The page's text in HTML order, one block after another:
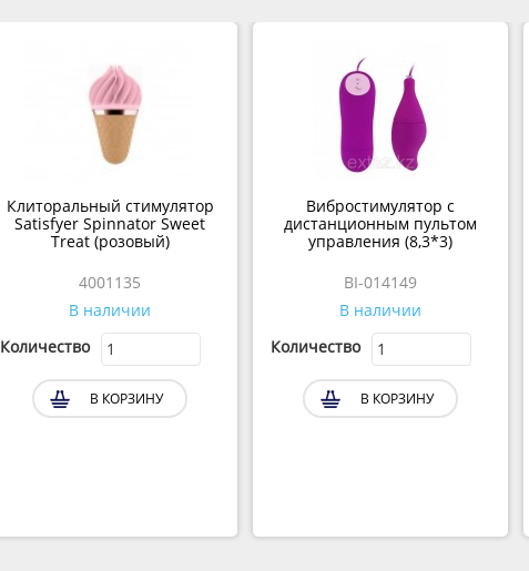
Клиторальный стимулятор
Satisfyer Spinnator Sweet
Treat (розовый)
4001135
В наличии
Количество
В КОРЗИНУ
Вибростимулятор с
дистанционным пультом
управления (8,3*3)
BI-014149
В наличии
Количество
В КОРЗИНУ